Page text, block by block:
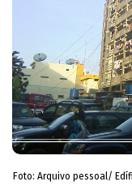
Foto: Arquivo pessoal/